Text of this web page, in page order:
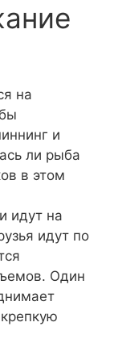
на
и
ли рыба
в этом
идут на
идут по
Один